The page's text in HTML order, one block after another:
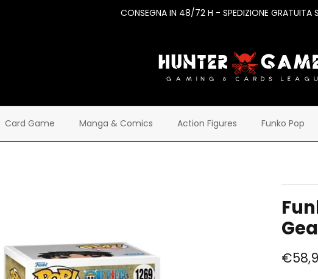
CONSEGNA IN 48/72 H - SPEDIZIONE GRATUITA
Card Game Manga & Comics Action Figures Funko Pop